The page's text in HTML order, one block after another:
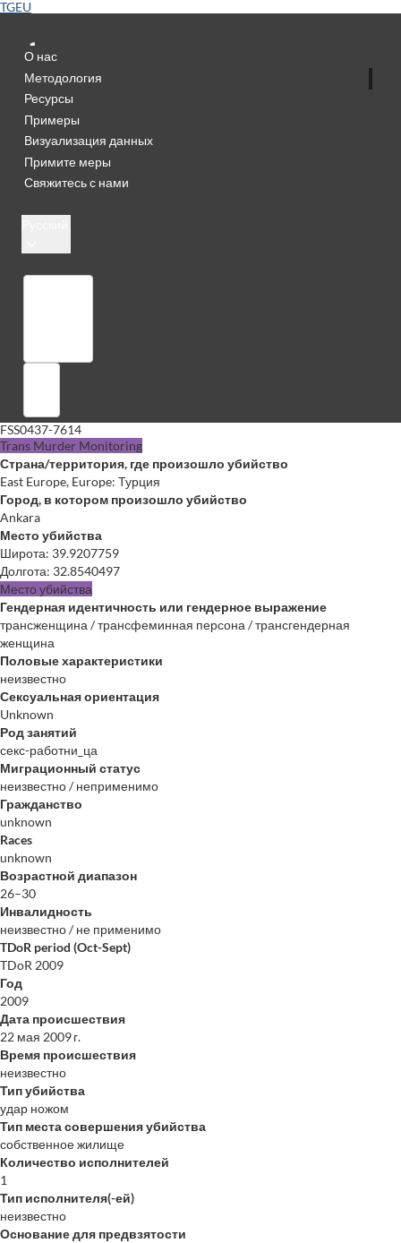
TGEU
О нас
Методология
Ресурсы
Примеры
Визуализация данных
Примите меры
Свяжитесь с нами
FSS0437-7614
Trans Murder Monitoring
Страна/территория, где произошло убийство
East Europe, Europe: Турция
Город, в котором произошло убийство
Ankara
Место убийства
Широта: 39.9207759
Долгота: 32.8540497
Место убийства
Гендерная идентичность или гендерное выражение
трансженщина / трансфеминная персона / трансгендерная
женщина
Половые характеристики
неизвестно
Сексуальная ориентация
Unknown
Род занятий
секс-работни_ца
Миграционный статус
неизвестно / неприменимо
Гражданство
unknown
Races
unknown
Возрастной диапазон
26–30
Инвалидность
неизвестно / не применимо
TDoR period (Oct-Sept)
TDoR 2009
Год
2009
Дата происшествия
22 мая 2009 г.
Время происшествия
неизвестно
Тип убийства
удар ножом
Тип места совершения убийства
собственное жилище
Количество исполнителей
1
Тип исполнителя(-ей)
неизвестно
Основание для предвзятости